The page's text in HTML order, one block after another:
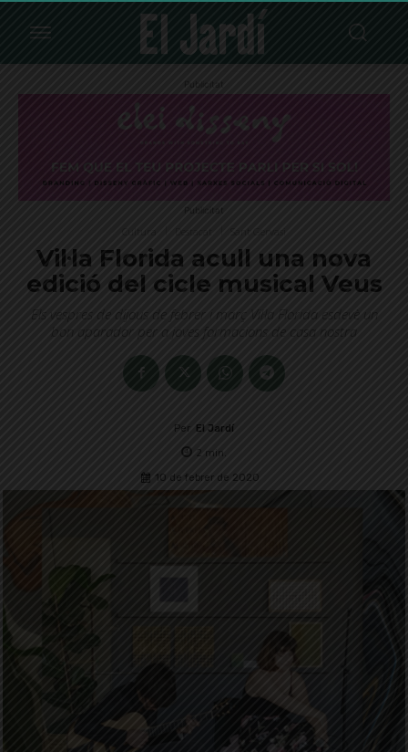
Publicitat
Publicitat
Vil·la Florida acull una nova
edició del cicle musical Veus
Els vespres de dijous de febrer i març Vil·la Florida esdevè un
bon aparador per a joves formacions de casa nostra
Per El Jardí
2 min.
10 de febrer de 2020